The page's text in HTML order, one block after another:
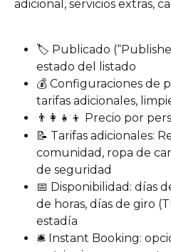
adicional, servicios extras,
🏷️ Publicado
estado del listado
💰 Configuraciones de
tarifas adicionales,
👨‍👩‍👧‍👦 Precio por
📝 Tarifas adicionales:
comunidad, ropa de
de seguridad
📅 Disponibilidad: días
de horas, días de giro
estadía
🛎️ Instant Booking: